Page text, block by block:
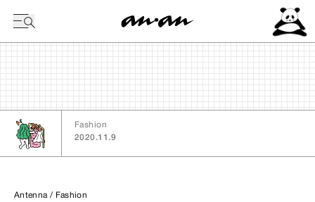
Fashion
2020.11.9
Antenna / Fashion